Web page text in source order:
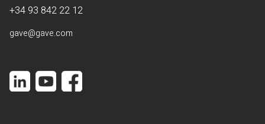
+34 93 842 22 12
gave@gave.com